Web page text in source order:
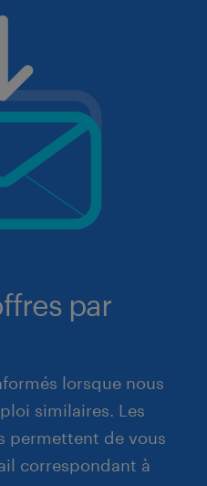
par
lorsque nous
similaires. Les
permettent de vous
correspondant à